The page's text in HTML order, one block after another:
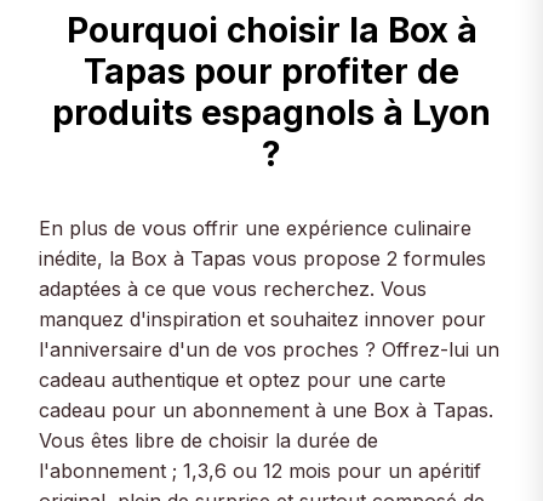
Pourquoi choisir la Box à
Tapas pour profiter de
produits espagnols à Lyon
?
En plus de vous offrir une expérience culinaire
inédite, la Box à Tapas vous propose 2 formules
adaptées à ce que vous recherchez. Vous
manquez d'inspiration et souhaitez innover pour
l'anniversaire d'un de vos proches ? Offrez-lui un
cadeau authentique et optez pour une carte
cadeau pour un abonnement à une Box à Tapas.
Vous êtes libre de choisir la durée de
l'abonnement ; 1,3,6 ou 12 mois pour un apéritif